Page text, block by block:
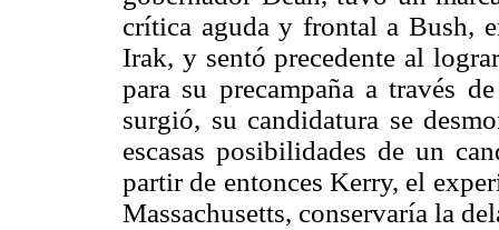
crítica aguda y frontal a Bush,
Irak, y sentó precedente al
para su precampaña a través
surgió, su candidatura se
escasas posibilidades de un
partir de entonces Kerry, el
Massachusetts, conservaría la